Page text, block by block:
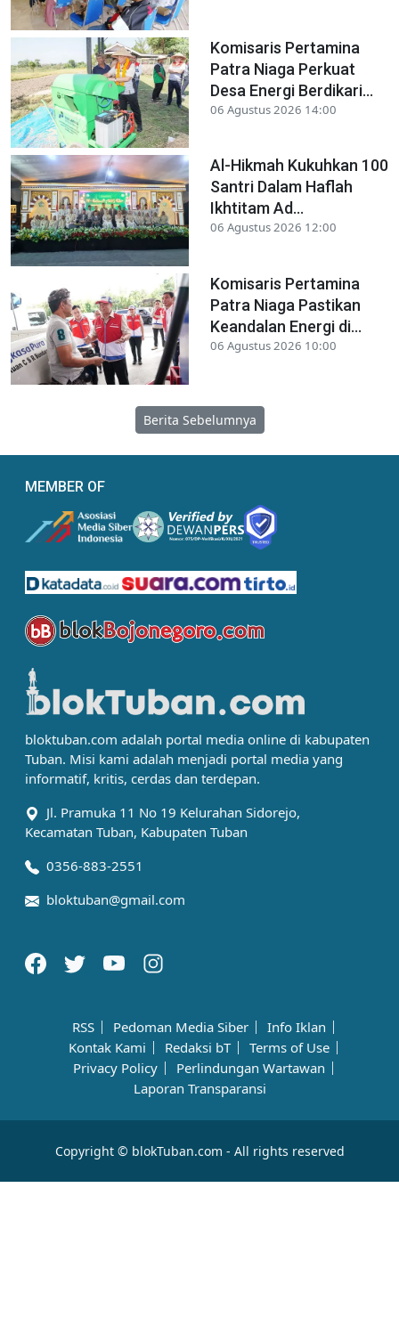
Komisaris Pertamina
Patra Niaga Perkuat
Desa Energi Berdikari...
06 Agustus 2026 14:00
Al-Hikmah Kukuhkan 100
Santri Dalam Haflah
Ikhtitam Ad...
06 Agustus 2026 12:00
Komisaris Pertamina
Patra Niaga Pastikan
Keandalan Energi di...
06 Agustus 2026 10:00
Berita Sebelumnya
MEMBER OF
bloktuban.com adalah portal media online di kabupaten
Tuban. Misi kami adalah menjadi portal media yang
informatif, kritis, cerdas dan terdepan.
Jl. Pramuka 11 No 19 Kelurahan Sidorejo,
Kecamatan Tuban, Kabupaten Tuban
0356-883-2551
bloktuban@gmail.com
RSS Pedoman Media Siber
Info Iklan
Kontak Kami
Redaksi bT
Terms of Use
Privacy Policy
Perlindungan Wartawan
Laporan Transparansi
Copyright © blokTuban.com - All rights reserved